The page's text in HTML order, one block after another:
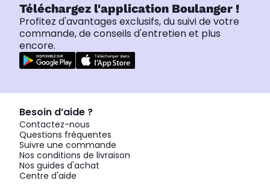
Téléchargez l'application Boulanger !
Profitez d'avantages exclusifs, du suivi de votre
commande, de conseils d'entretien et plus
encore.
Besoin d’aide ?
Contactez-nous
Questions fréquentes
Suivre une commande
Nos conditions de livraison
Nos guides d'achat
Centre d'aide